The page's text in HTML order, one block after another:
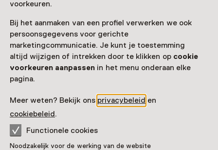
voorkeuren.
Bij het aanmaken van een profiel verwerken we ook
persoonsgegevens voor gerichte
marketingcommunicatie. Je kunt je toestemming
altijd wijzigen of intrekken door te klikken op cookie
voorkeuren aanpassen in het menu onderaan elke
pagina.
Meer weten? Bekijk ons privacybeleid en
cookiebeleid.
Functionele cookies
Noodzakelijk voor de werking van de website
Toegang is inbegrepen bij een entreeticket voor het
Museumkaart of ticket kopen
Museumkaart geldig
Datum
T/m 4 oktober van 11:00 tot 17:00
Toon beschikbaarheid
Locatie